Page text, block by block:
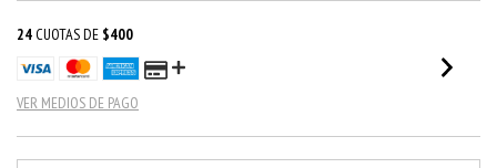
24 CUOTAS DE $400
VER MEDIOS DE PAGO